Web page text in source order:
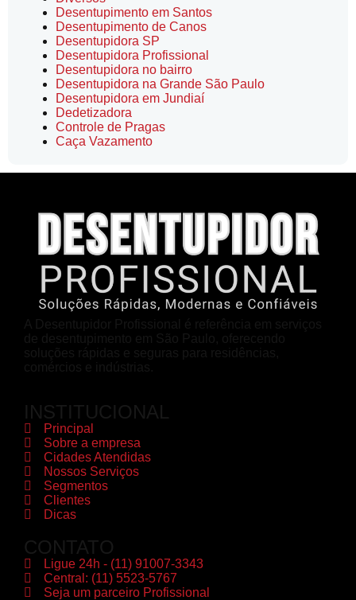
Desentupimento em Santos
Desentupimento de Canos
Desentupidora SP
Desentupidora Profissional
Desentupidora no bairro
Desentupidora na Grande São Paulo
Desentupidora em Jundiaí
Dedetizadora
Controle de Pragas
Caça Vazamento
INSTITUCIONAL
Principal
Sobre a empresa
Cidades Atendidas
Nossos Serviços
Segmentos
Clientes
Dicas
CONTATO
Ligue 24h - (11) 91007-3343
Central: (11) 5523-5767
Seja um parceiro Profissional